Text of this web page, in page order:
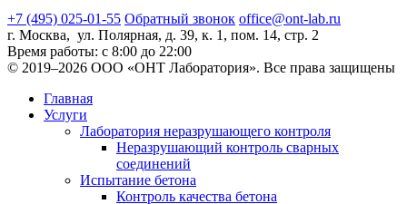
+7 (495) 025-01-55 Обратный звонок office@ont-lab.ru
г. Москва, ул. Полярная, д. 39, к. 1, пом. 14, стр. 2
Время работы: с 8:00 до 22:00
© 2019–2026 ООО «ОНТ Лаборатория». Все права защищены
Главная
Услуги
Лаборатория неразрушающего контроля
Неразрушающий контроль сварных
соединений
Испытание бетона
Контроль качества бетона